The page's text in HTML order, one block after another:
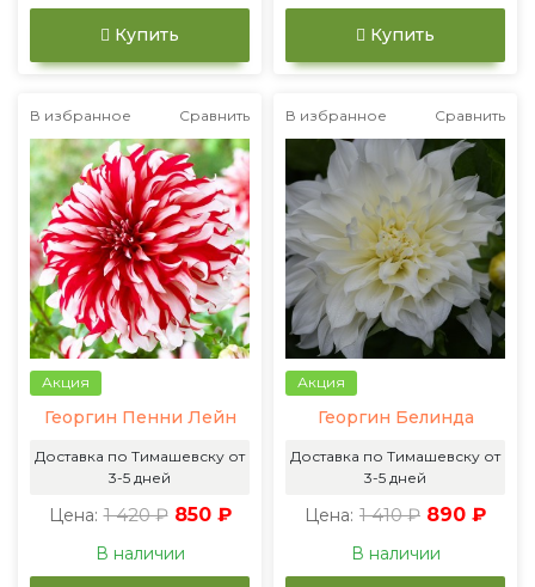
Купить Купить
В избранное Сравнить
Акция
Георгин Пенни Лейн
Доставка по Тимашевску от
3-5 дней
Цена: 1 420 ₽ 850 ₽
В наличии
В избранное Сравнить
Акция
Георгин Белинда
Доставка по Тимашевску от
3-5 дней
Цена: 1 410 ₽ 890 ₽
В наличии